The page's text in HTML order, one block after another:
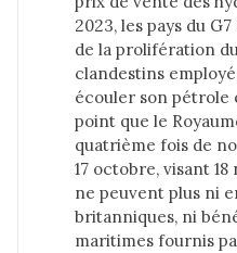
2023, les pays du
de la prolifération
clandestins
écouler son pétrole
point que le
quatrième fois de
17 octobre, visant
ne peuvent plus ni
britanniques, ni
maritimes fournis